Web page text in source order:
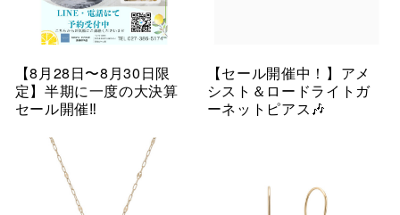
【8月28日〜8月30日限
定】半期に一度の大決算
セール開催‼︎
【セール開催中！】アメ
シスト＆ロードライトガ
ーネットピアス🎶